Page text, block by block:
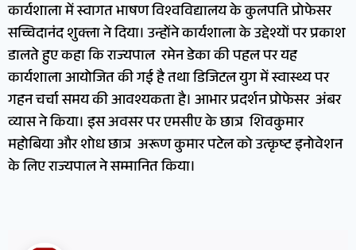
कार्यशाला में स्वागत भाषण विश्वविद्यालय के कुलपति प्रोफेसर
सच्चिदानंद शुक्ला ने दिया। उन्होंने कार्यशाला के उद्देश्यों पर प्रकाश
डालते हुए कहा कि राज्यपाल रमेन डेका की पहल पर यह
कार्यशाला आयोजित की गई है तथा डिजिटल युग में स्वास्थ्य पर
गहन चर्चा समय की आवश्यकता है। आभार प्रदर्शन प्रोफेसर अंबर
व्यास ने किया। इस अवसर पर एमसीए के छात्र शिवकुमार
महोबिया और शोध छात्र अरूण कुमार पटेल को उत्कृष्ट इनोवेशन
के लिए राज्यपाल ने सम्मानित किया।